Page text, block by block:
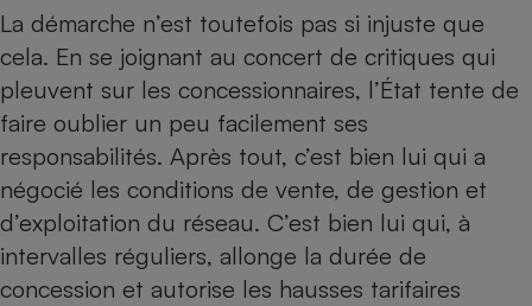
La démarche n’est toutefois pas si injuste que
cela. En se joignant au concert de critiques qui
pleuvent sur les concessionnaires, l’État tente de
faire oublier un peu facilement ses
responsabilités. Après tout, c’est bien lui qui a
négocié les conditions de vente, de gestion et
d’exploitation du réseau. C’est bien lui qui, à
intervalles réguliers, allonge la durée de
concession et autorise les hausses tarifaires